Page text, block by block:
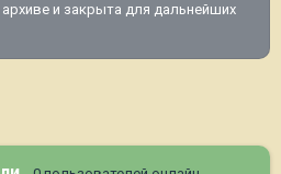
и закрыта для дальнейших